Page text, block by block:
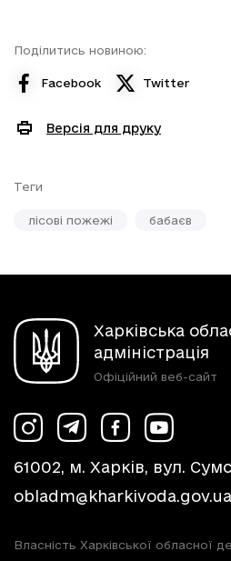
Поділитись новиною:
Facebook Twitter
Версія для друку
Теги
лісові пожежі бабаєв
Харківська
адміністрація
Офіційний веб-сайт
61002, м. Харків, вул.
obladm@kharkivoda.gov.ua
Власність Харківської обласної